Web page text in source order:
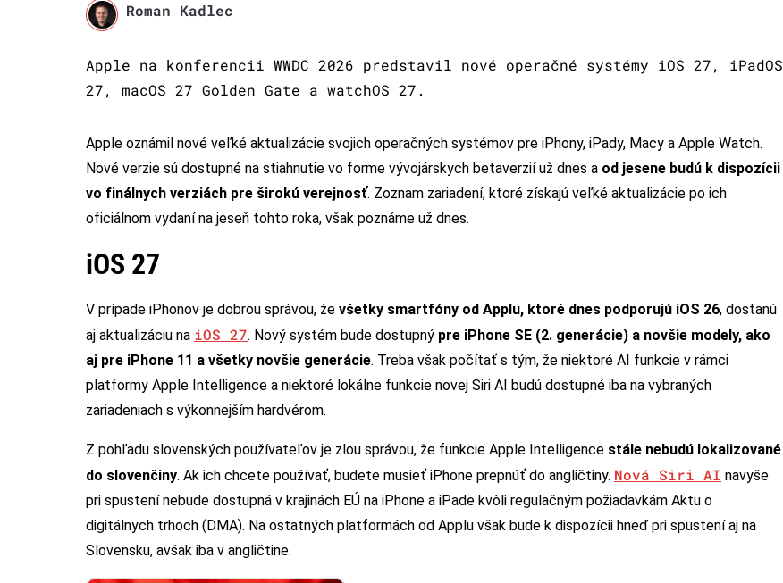
Roman Kadlec
Apple na konferencii WWDC 2026 predstavil nové operačné systémy iOS 27, iPadOS
27, macOS 27 Golden Gate a watchOS 27.
Apple oznámil nové veľké aktualizácie svojich operačných systémov pre iPhony, iPady, Macy a Apple Watch.
Nové verzie sú dostupné na stiahnutie vo forme vývojárskych betaverzií už dnes a od jesene budú k dispozícii
vo finálnych verziách pre širokú verejnosť. Zoznam zariadení, ktoré získajú veľké aktualizácie po ich
oficiálnom vydaní na jeseň tohto roka, však poznáme už dnes.
iOS 27
V prípade iPhonov je dobrou správou, že všetky smartfóny od Applu, ktoré dnes podporujú iOS 26, dostanú
aj aktualizáciu na iOS 27. Nový systém bude dostupný pre iPhone SE (2. generácie) a novšie modely, ako
aj pre iPhone 11 a všetky novšie generácie. Treba však počítať s tým, že niektoré AI funkcie v rámci
platformy Apple Intelligence a niektoré lokálne funkcie novej Siri AI budú dostupné iba na vybraných
zariadeniach s výkonnejším hardvérom.
Z pohľadu slovenských používateľov je zlou správou, že funkcie Apple Intelligence stále nebudú lokalizované
do slovenčiny. Ak ich chcete používať, budete musieť iPhone prepnúť do angličtiny. Nová Siri AI navyše
pri spustení nebude dostupná v krajinách EÚ na iPhone a iPade kvôli regulačným požiadavkám Aktu o
digitálnych trhoch (DMA). Na ostatných platformách od Applu však bude k dispozícii hneď pri spustení aj na
Slovensku, avšak iba v angličtine.